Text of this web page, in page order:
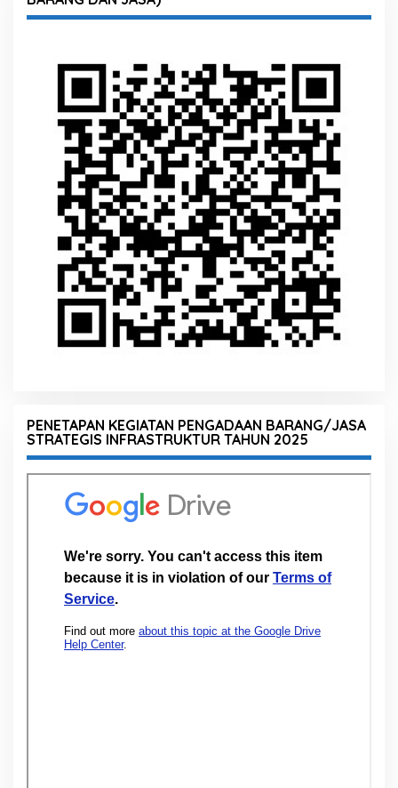
PENETAPAN KEGIATAN PENGADAAN BARANG/JASA
STRATEGIS INFRASTRUKTUR TAHUN 2025